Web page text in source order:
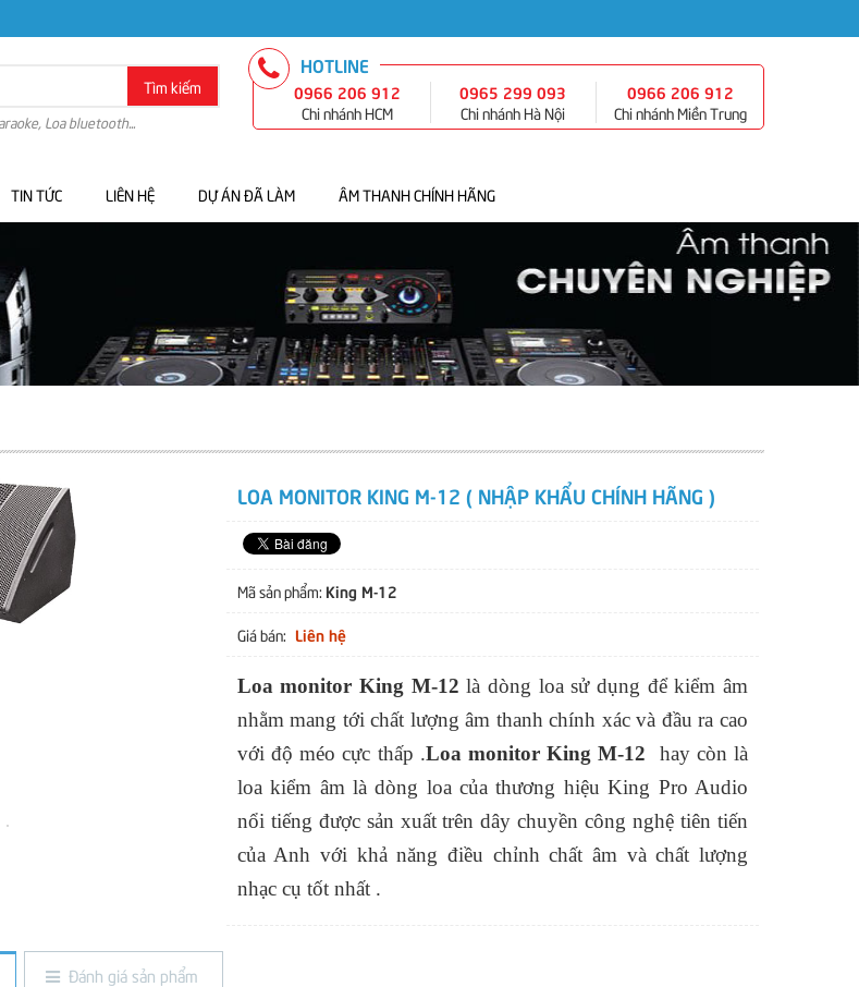
Tìm kiếm
Loa bluetooth...
HOTLINE
0966 206 912
Chi nhánh HCM
0965 299 093
Chi nhánh Hà Nội
0966 206 912
Chi nhánh Miền Trung
TIN TỨC LIÊN HỆ DỰ ÁN ĐÃ LÀM ÂM THANH CHÍNH HÃNG
LOA MONITOR KING M-12 ( NHẬP KHẨU CHÍNH HÃNG )
Mã sản phẩm: King M-12
Giá bán: Liên hệ
Loa monitor King M-12 là dòng loa sử dụng để kiểm âm
nhằm mang tới chất lượng âm thanh chính xác và đầu ra cao
với độ méo cực thấp .Loa monitor King M-12 hay còn là
loa kiểm âm là dòng loa của thương hiệu King Pro Audio
nổi tiếng được sản xuất trên dây chuyền công nghệ tiên tiến
của Anh với khả năng điều chỉnh chất âm và chất lượng
nhạc cụ tốt nhất .
Đánh giá sản phẩm